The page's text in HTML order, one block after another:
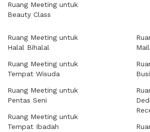
Ruang Meeting untuk
Beauty Class
Ruang Meeting untuk
Halal Bihalal
Ruang Meeting untuk
Tempat Wisuda
Ruang Meeting untuk
Pentas Seni
Ruang Meeting untuk
Tempat Ibadah